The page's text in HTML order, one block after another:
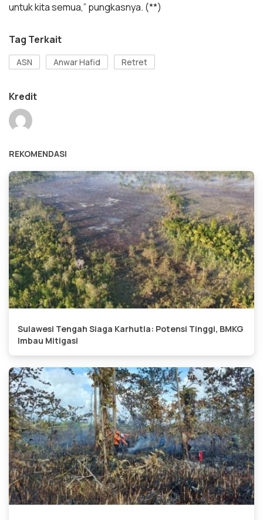
untuk kita semua,” pungkasnya. (**)
Tag Terkait
ASN Anwar Hafid Retret
Kredit
REKOMENDASI
Sulawesi Tengah Siaga Karhutla: Potensi Tinggi, BMKG
Imbau Mitigasi